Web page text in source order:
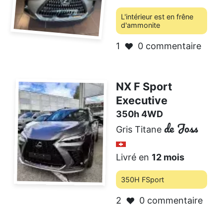
L'intérieur est en frêne
d'ammonite
1 ❤️ 0 commentaire
NX F Sport
Executive
350h 4WD
Gris Titane de Joss
Livré en 12 mois
350H FSport
2 ❤️ 0 commentaire